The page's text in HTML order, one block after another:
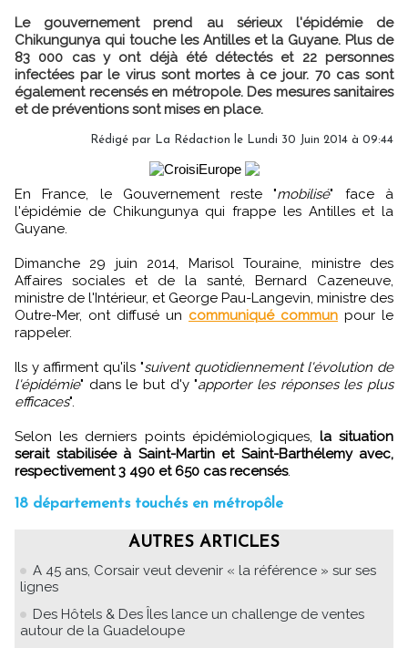
Le gouvernement prend au sérieux l'épidémie de
Chikungunya qui touche les Antilles et la Guyane. Plus de
83 000 cas y ont déjà été détectés et 22 personnes
infectées par le virus sont mortes à ce jour. 70 cas sont
également recensés en métropole. Des mesures sanitaires
et de préventions sont mises en place.
Rédigé par La Rédaction le Lundi 30 Juin 2014 à 09:44
En France, le Gouvernement reste "mobilisé" face à
l'épidémie de Chikungunya qui frappe les Antilles et la
Guyane.
Dimanche 29 juin 2014, Marisol Touraine, ministre des
Affaires sociales et de la santé, Bernard Cazeneuve,
ministre de l'Intérieur, et George Pau-Langevin, ministre des
Outre-Mer, ont diffusé un communiqué commun pour le
rappeler.
Ils y affirment qu'ils "suivent quotidiennement l'évolution de
l'épidémie" dans le but d'y "apporter les réponses les plus
efficaces".
Selon les derniers points épidémiologiques, la situation
serait stabilisée à Saint-Martin et Saint-Barthélemy avec,
respectivement 3 490 et 650 cas recensés.
18 départements touchés en métropôle
AUTRES ARTICLES
A 45 ans, Corsair veut devenir « la référence » sur ses
lignes
Des Hôtels & Des Îles lance un challenge de ventes
autour de la Guadeloupe